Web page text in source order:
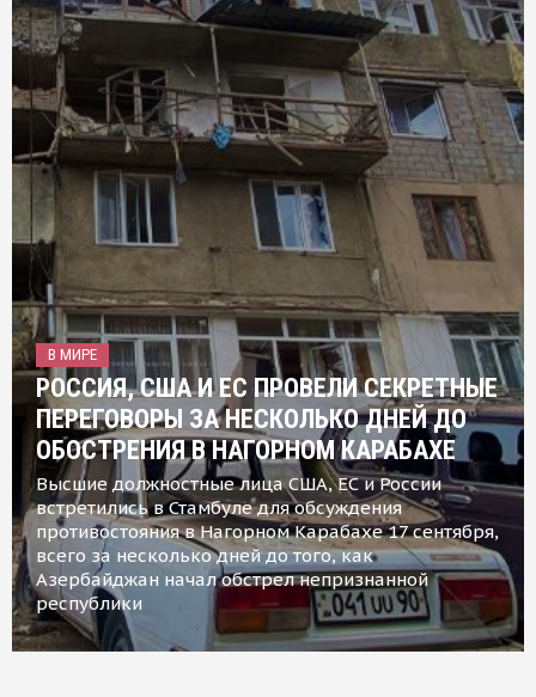
В МИРЕ
РОССИЯ, США И ЕС ПРОВЕЛИ СЕКРЕТНЫЕ
ПЕРЕГОВОРЫ ЗА НЕСКОЛЬКО ДНЕЙ ДО
ОБОСТРЕНИЯ В НАГОРНОМ КАРАБАХЕ
Высшие должностные лица США, ЕС и России
встретились в Стамбуле для обсуждения
противостояния в Нагорном Карабахе 17 сентября,
всего за несколько дней до того, как
Азербайджан начал обстрел непризнанной
республики